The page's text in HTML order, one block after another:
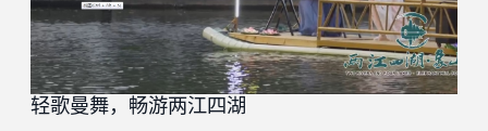
轻歌曼舞，畅游两江四湖